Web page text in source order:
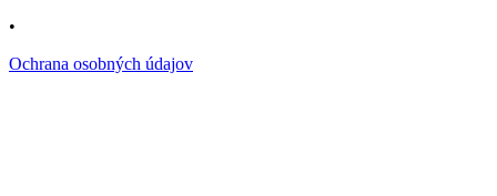
•
Ochrana osobných údajov